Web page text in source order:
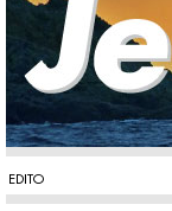
EDITO